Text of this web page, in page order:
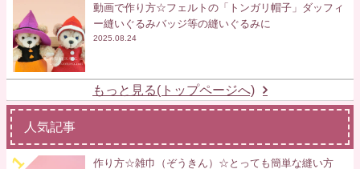
動画で作り方☆フェルトの「トンガリ帽子」ダッフィ
ー縫いぐるみバッジ等の縫いぐるみに
2025.08.24
もっと見る(トップページへ)
人気記事
作り方☆雑巾（ぞうきん）☆とっても簡単な縫い方